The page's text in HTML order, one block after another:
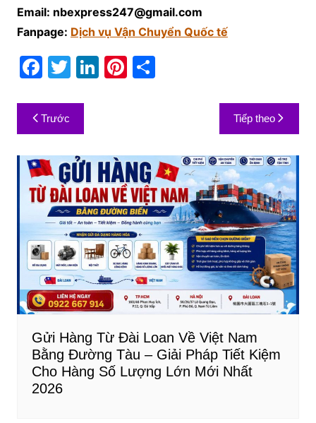
Email: nbexpress247@gmail.com
Fanpage: Dịch vụ Vận Chuyển Quốc tế
F
c
e
b
o
o
k
T
itt
er
Li
dI
n
Pi
st
S
Điều
hướng
bài
viết
Trước Tiếp theo
Gửi Hàng Từ Đài Loan Về Việt Nam
Bằng Đường Tàu – Giải Pháp Tiết Kiệm
Cho Hàng Số Lượng Lớn Mới Nhất
2026